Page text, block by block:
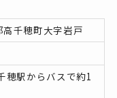
千穂町大字岩戸
穂駅からバスで約1